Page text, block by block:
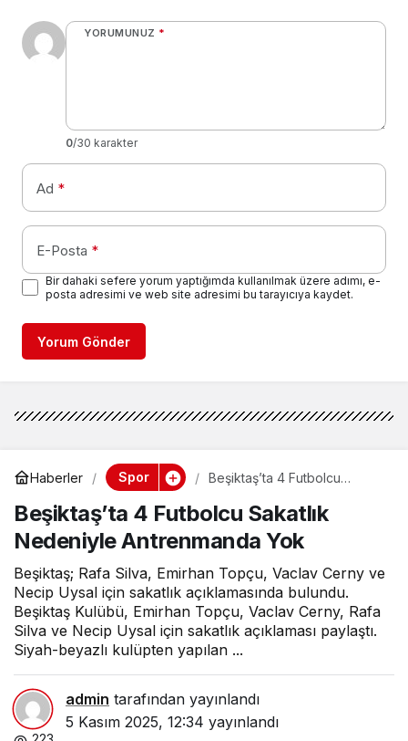
YORUMUNUZ *
0/30 karakter
Ad *
E-Posta *
Bir dahaki sefere yorum yaptığımda kullanılmak üzere adımı, e-
posta adresimi ve web site adresimi bu tarayıcıya kaydet.
Yorum Gönder
Haberler Spor
Beşiktaş’ta 4 Futbolcu
Antrenmanda Yok
Beşiktaş’ta 4 Futbolcu Sakatlık
Nedeniyle Antrenmanda Yok
Beşiktaş; Rafa Silva, Emirhan Topçu, Vaclav Cerny ve
Necip Uysal için sakatlık açıklamasında bulundu.
Beşiktaş Kulübü, Emirhan Topçu, Vaclav Cerny, Rafa
Silva ve Necip Uysal için sakatlık açıklaması paylaştı.
Siyah-beyazlı kulüpten yapılan ...
admin tarafından yayınlandı
5 Kasım 2025, 12:34 yayınlandı